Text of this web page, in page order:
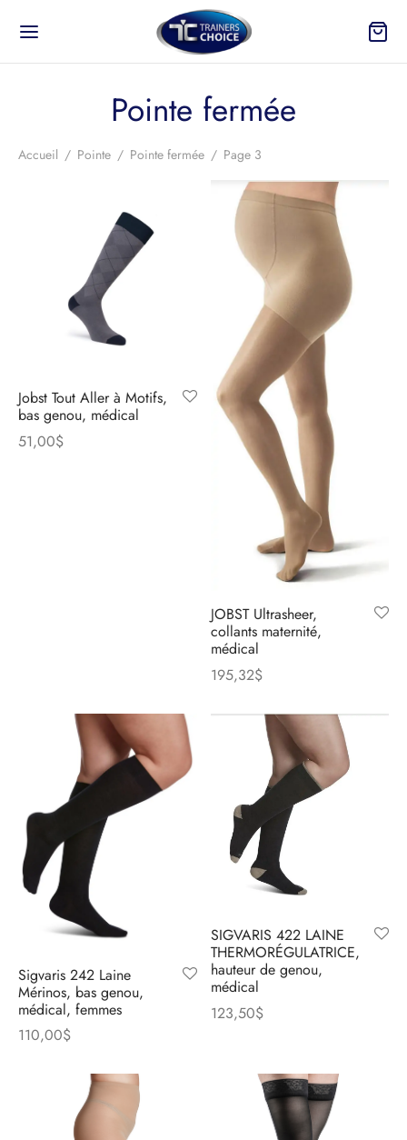
Pointe fermée
Accueil / Pointe / Pointe fermée / Page 3
Jobst Tout Aller à Motifs,
bas genou, médical
51,00$
JOBST Ultrasheer,
collants maternité,
médical
195,32$
Sigvaris 242 Laine
Mérinos, bas genou,
médical, femmes
110,00$
SIGVARIS 422 LAINE
THERMORÉGULATRICE,
hauteur de genou,
médical
123,50$